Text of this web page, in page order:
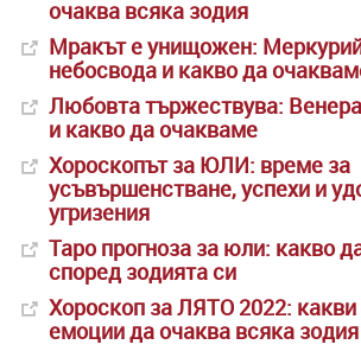
очаква всяка зодия
Мракът е унищожен:
небосвода и какво да
Любовта тържествува:
и какво да очакваме
Хороскопът за ЮЛИ: време за
усъвършенстване, успехи и
угризения
Таро прогноза за юли: какво
според зодията си
Хороскоп за ЛЯТО 2022: какви
емоции да очаква всяка зодия